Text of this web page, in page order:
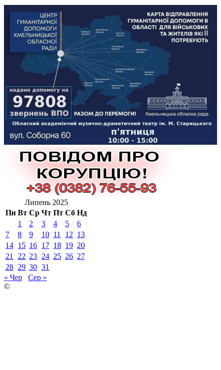
Липень 2025
Пн Вт Ср Чт Пт Сб Нд
1
2 3 4 5
6
7
8 9 10 11 12 13
14 15 16 17 18 19 20
21 22 23 24 25 26 27
28 29 30 31
« Чер
Сер »
©